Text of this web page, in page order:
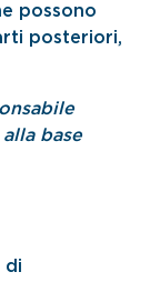
possono
posteriori,
base
di